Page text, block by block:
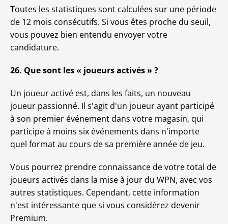
Toutes les statistiques sont calculées sur une période
de 12 mois consécutifs. Si vous êtes proche du seuil,
vous pouvez bien entendu envoyer votre
candidature.
26. Que sont les « joueurs activés » ?
Un joueur activé est, dans les faits, un nouveau
joueur passionné. Il s'agit d'un joueur ayant participé
à son premier événement dans votre magasin, qui
participe à moins six événements dans n'importe
quel format au cours de sa première année de jeu.
Vous pourrez prendre connaissance de votre total de
joueurs activés dans la mise à jour du WPN, avec vos
autres statistiques. Cependant, cette information
n'est intéressante que si vous considérez devenir
Premium.